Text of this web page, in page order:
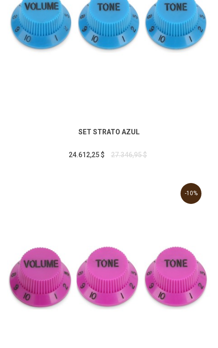
SET STRATO AZUL
24.612,25 $ 27.346,95 $
-10%